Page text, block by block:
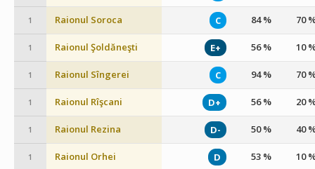
1 Raionul Soroca C 84 % 70
1 Raionul Şoldăneşti E+ 56 % 10
1 Raionul Sîngerei C 94 % 70
1 Raionul Rîşcani D+ 56 % 20
1 Raionul Rezina D- 50 % 40
1 Raionul Orhei D 53 % 10